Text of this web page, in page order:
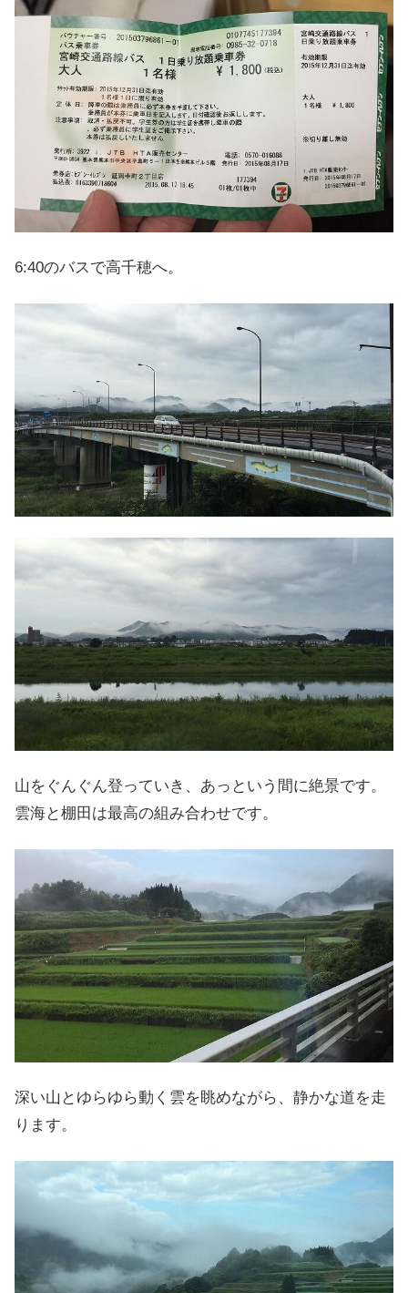
6:40のバスで高千穂へ。
山をぐんぐん登っていき、あっという間に絶景です。
雲海と棚田は最高の組み合わせです。
深い山とゆらゆら動く雲を眺めながら、静かな道を走
ります。